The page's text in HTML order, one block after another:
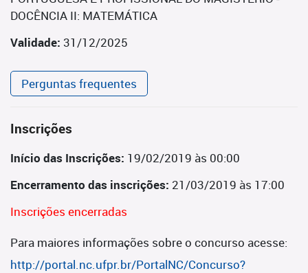
DOCÊNCIA II: MATEMÁTICA
Validade: 31/12/2025
Perguntas frequentes
Inscrições
Início das Inscrições: 19/02/2019 às 00:00
Encerramento das inscrições: 21/03/2019 às 17:00
Inscrições encerradas
Para maiores informações sobre o concurso acesse:
http://portal.nc.ufpr.br/PortalNC/Concurso?